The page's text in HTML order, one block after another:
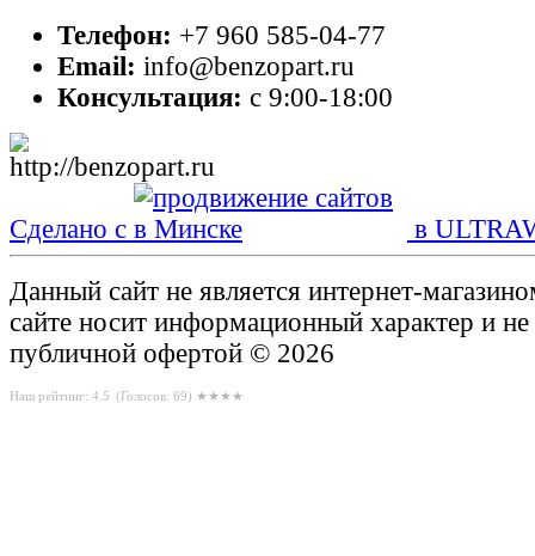
Телефон: +7 960 585-04-77
Email: info@benzopart.ru
Консультация: с 9:00-18:00
Сделано с в
Данный сайт не является интернет-
сайте носит информационный характер и не
публичной офертой © 2026
Наш рейтинг: 4.5 (Голосов: 69) ★★★★